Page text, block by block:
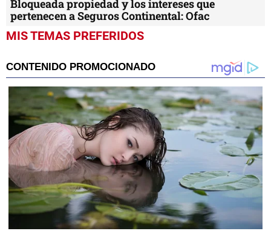
Bloqueada propiedad y los intereses que
pertenecen a Seguros Continental: Ofac
MIS TEMAS PREFERIDOS